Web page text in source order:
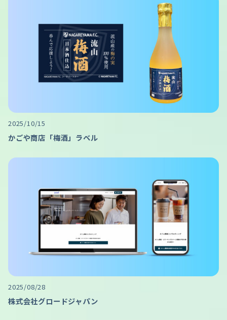
2025/10/15
かごや商店「梅酒」ラベル
2025/08/28
株式会社グロードジャパン